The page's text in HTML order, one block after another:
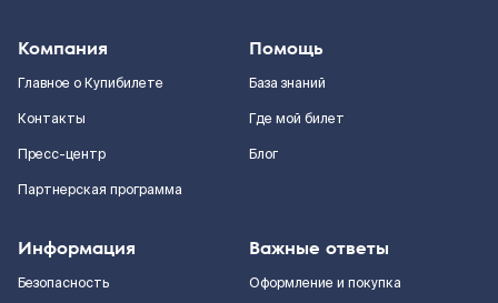
Компания
Главное о Купибилете
Контакты
Пресс-центр
Партнерская программа
Помощь
База знаний
Где мой билет
Блог
Информация
Безопасность
Важные ответы
Оформление и покупка